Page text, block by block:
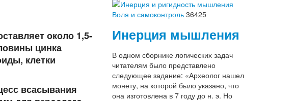
около 1,5-
цинка
клетки
всасывания
Воля и самоконтроль 36425
Инерция мышления
В одном сборнике логических задач
читателям было представлено
следующее задание: «Археолог нашел
монету, на которой было указано, что
она изготовлена в 7 году до н. э. Но